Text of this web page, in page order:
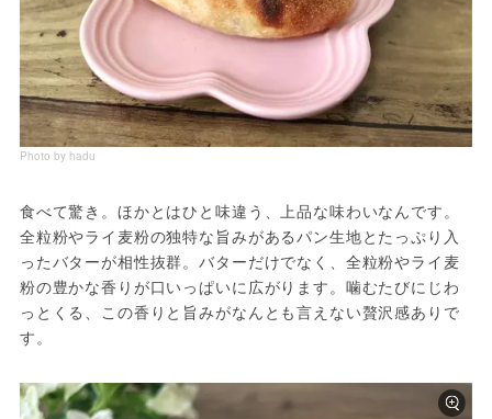
Photo by hadu
食べて驚き。ほかとはひと味違う、上品な味わいなんです。
全粒粉やライ麦粉の独特な旨みがあるパン生地とたっぷり入
ったバターが相性抜群。バターだけでなく、全粒粉やライ麦
粉の豊かな香りが口いっぱいに広がります。噛むたびにじわ
っとくる、この香りと旨みがなんとも言えない贅沢感ありで
す。